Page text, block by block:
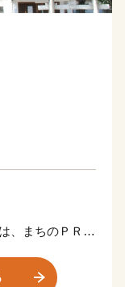
、まちのＰＲも